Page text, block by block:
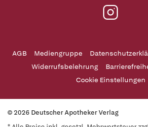
AGB Mediengruppe
Widerrufsbelehrung
Cookie Einstellungen
© 2026 Deutscher Apotheker Verlag